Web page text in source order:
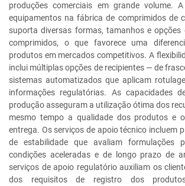
produções comerciais em grande volume.
equipamentos na fábrica de comprimidos de
suporta diversas formas, tamanhos e opções
comprimidos, o que favorece uma
produtos em mercados competitivos. A
inclui múltiplas opções de recipientes — de
sistemas automatizados que aplicam
informações regulatórias. As capacidades
produção asseguram a utilização ótima dos
mesmo tempo a qualidade dos produtos e
entrega. Os serviços de apoio técnico incluem
de estabilidade que avaliam formulações
condições aceleradas e de longo prazo de
serviços de apoio regulatório auxiliam os
dos requisitos de registro dos